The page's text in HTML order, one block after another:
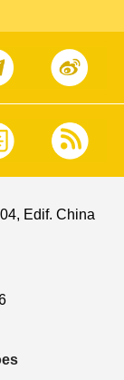
Edif. China